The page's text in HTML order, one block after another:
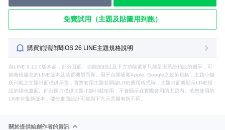
免費試用（主題及貼圖用到飽）
購買前請詳閱iOS 26 LINE主題規格說明
自LINE 9.12.0版本起，部分頁面、功能按鈕以及下方功能選單只能呈現系統預設的圖示，可
能會根據您的LINE版本及裝置機型而異。因平台開發商Apple, Google之政策規格，主題小舖
所刊載之主題封面僅供示意，實際套用主題並開啟LINE應用程式時，主題封面將顯示LINE預
設的綠色畫面。部分圖片僅供主題小舖刊載使用，不會顯示在實際套用的主題內。若您使用的
LINE非最新版本，部分畫面設計可能與下方示意圖有所不同。
關於提供給創作者的資訊